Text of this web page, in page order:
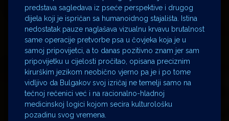
predstava sagledava iz pseće perspektive i drugog
dijela koji je ispričan sa humanoidnog stajališta. Istina
nedostatak pauze naglašava vizualnu krvavu brutalnost
same operacije pretvorbe psa u čovjeka koja je u
samoj pripovijetci, a to danas pozitivno znam jer sam
pripovijetku u cijelosti pročitao, opisana preciznim
kirurškim jezikom neobično vjerno pa je i po tome
vidljivo da Bulgakov svoj izričaj ne temelji samo na
tečnoj rečenici već i na racionalno-hladnoj
medicinskoj logici kojom secira kulturološku
pozadinu svog vremena.